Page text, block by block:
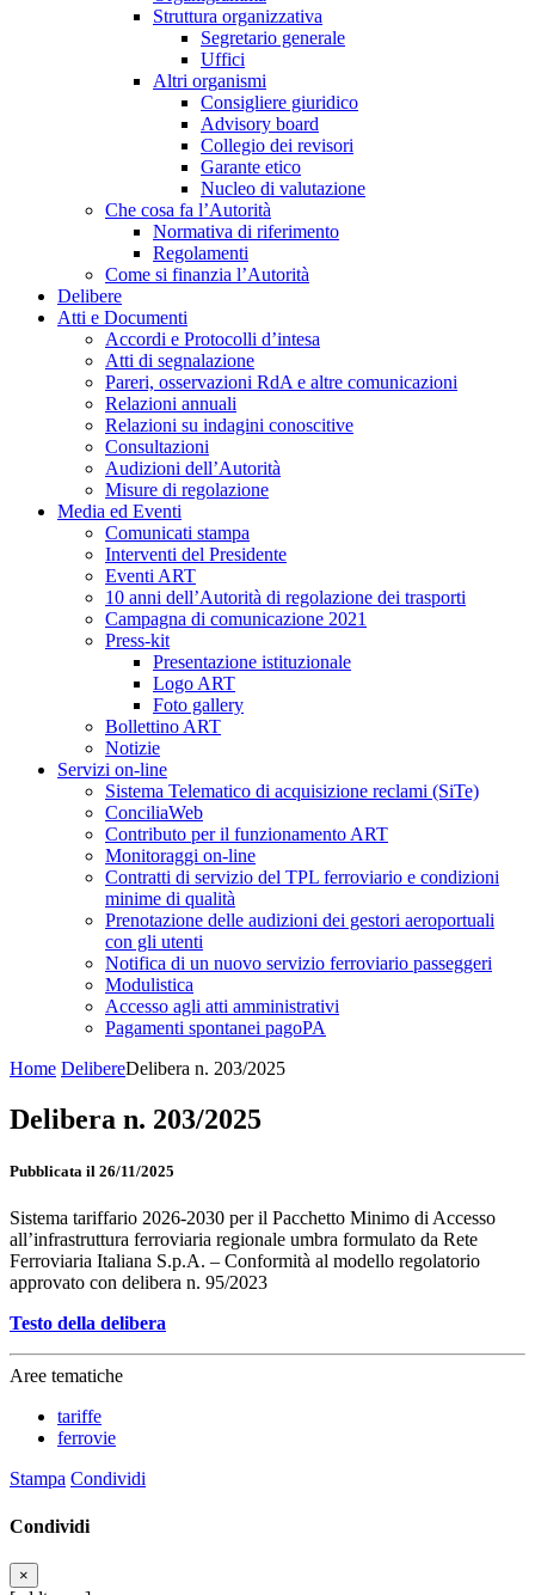
Struttura organizzativa
Segretario generale
Uffici
Altri organismi
Consigliere giuridico
Advisory board
Collegio dei revisori
Garante etico
Nucleo di valutazione
Che cosa fa l’Autorità
Normativa di riferimento
Regolamenti
Come si finanzia l’Autorità
Delibere
Atti e Documenti
Accordi e Protocolli d’intesa
Atti di segnalazione
Pareri, osservazioni RdA e altre comunicazioni
Relazioni annuali
Relazioni su indagini conoscitive
Consultazioni
Audizioni dell’Autorità
Misure di regolazione
Media ed Eventi
Comunicati stampa
Interventi del Presidente
Eventi ART
10 anni dell’Autorità di regolazione dei trasporti
Campagna di comunicazione 2021
Press-kit
Presentazione istituzionale
Logo ART
Foto gallery
Bollettino ART
Notizie
Servizi on-line
Sistema Telematico di acquisizione reclami (SiTe)
ConciliaWeb
Contributo per il funzionamento ART
Monitoraggi on-line
Contratti di servizio del TPL ferroviario e condizioni
minime di qualità
Prenotazione delle audizioni dei gestori aeroportuali
con gli utenti
Notifica di un nuovo servizio ferroviario passeggeri
Modulistica
Accesso agli atti amministrativi
Pagamenti spontanei pagoPA
Home DelibereDelibera n. 203/2025
Delibera n. 203/2025
Pubblicata il 26/11/2025
Sistema tariffario 2026-2030 per il Pacchetto Minimo di Accesso
all’infrastruttura ferroviaria regionale umbra formulato da Rete
Ferroviaria Italiana S.p.A. – Conformità al modello regolatorio
approvato con delibera n. 95/2023
Testo della delibera
Aree tematiche
tariffe
ferrovie
Stampa Condividi
Condividi
×